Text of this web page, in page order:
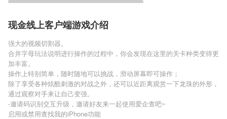
现金线上客户端游戏介绍
强大的视频切割器。
合并字母玩法说明进行操作的过程中，你会发现在这里的关卡种类变得更
加丰富。
操作上特别简单，随时随地可以挑战，滑动屏幕即可操作；
除了享受各种炫酷刺激的对战之外，还可以近距离观赏一下龙珠的外形，
通过观察对手来让自己变强。
-邀请码识别交互升级，邀请好友来一起使用爱企查吧~
启用或禁用查找我的iPhone功能